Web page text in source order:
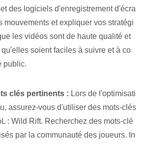
des logiciels d'enregistrement d'écra
mouvements et expliquer vos stratégi
les vidéos sont de haute qualité et
soient faciles à suivre et à co
public.
clés pertinents : Lors de l'optimisati
assurez-vous d'utiliser des mots-clés
: Wild Rift. Recherchez des mots-clé
par la communauté des joueurs. In